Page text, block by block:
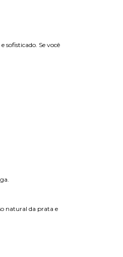
sofisticado. Se você
natural da prata e